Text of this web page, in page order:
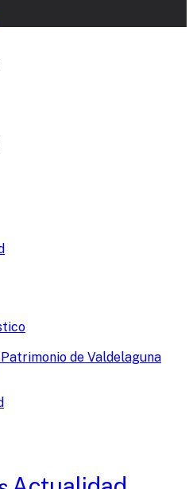
de Valdelaguna